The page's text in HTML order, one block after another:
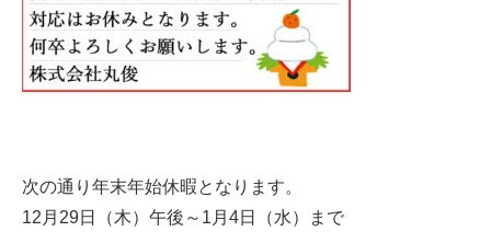
次の通り年末年始休暇となります。
12月29日（木）午後～1月4日（水）まで